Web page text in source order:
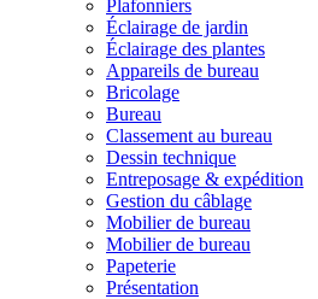
Plafonniers
Éclairage de jardin
Éclairage des plantes
Appareils de bureau
Bricolage
Bureau
Classement au bureau
Dessin technique
Entreposage & expédition
Gestion du câblage
Mobilier de bureau
Mobilier de bureau
Papeterie
Présentation